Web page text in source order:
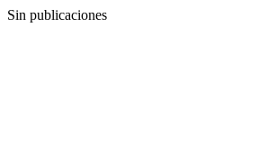
Sin publicaciones